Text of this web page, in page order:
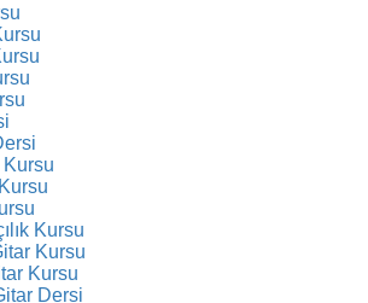
Kursu
Kursu
Kursu
Dersi